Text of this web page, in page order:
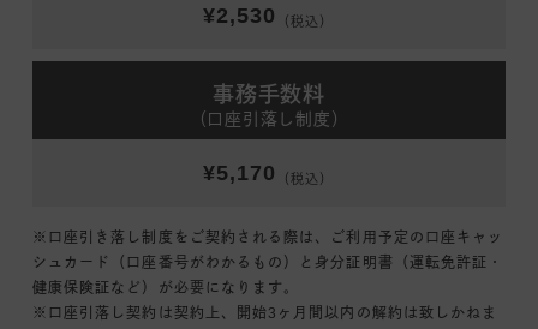
¥2,530 （税込）
事務手数料
（口座引落し制度）
¥5,170 （税込）
※口座引き落し制度をご契約される際は、ご利用予定の口座キャッ
シュカード（口座番号がわかるもの）と身分証明書（運転免許証・
健康保険証など）が必要になります。
※口座引落し契約は契約上、開始3ヶ月間以内の解約は致しかねま